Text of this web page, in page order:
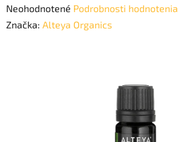
Priemerné
hodnotenie
Neohodnotené Podrobnosti hodnotenia
Značka: Alteya Organics